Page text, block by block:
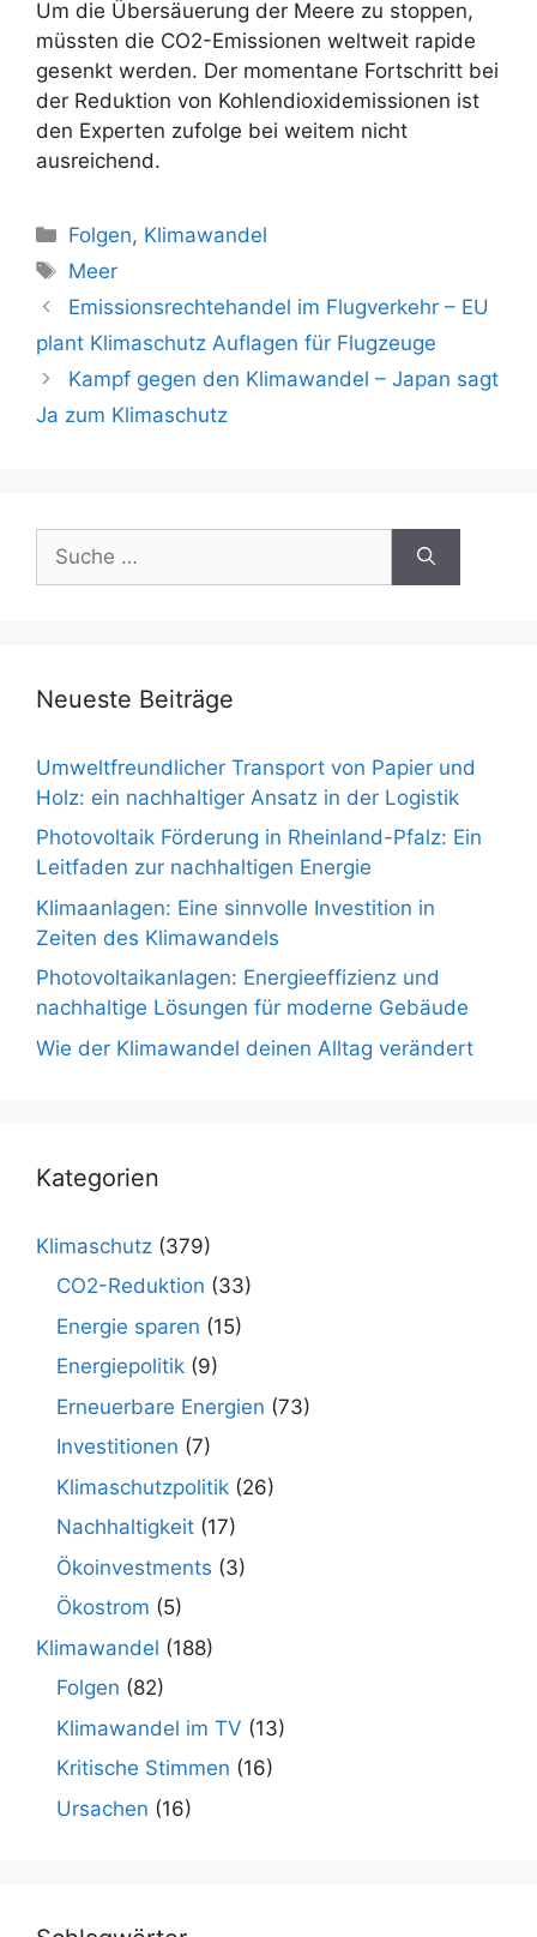
Um die Übersäuerung der Meere zu stoppen,
müssten die CO2-Emissionen weltweit rapide
gesenkt werden. Der momentane Fortschritt bei
der Reduktion von Kohlendioxidemissionen ist
den Experten zufolge bei weitem nicht
ausreichend.
Kategorien
Folgen, Klimawandel
Schlagwörter
Meer
Beitrags-
Navigation
Emissionsrechtehandel im Flugverkehr – EU
plant Klimaschutz Auflagen für Flugzeuge
Kampf gegen den Klimawandel – Japan sagt
Ja zum Klimaschutz
nach:
Neueste Beiträge
Umweltfreundlicher Transport von Papier und
Holz: ein nachhaltiger Ansatz in der Logistik
Photovoltaik Förderung in Rheinland-Pfalz: Ein
Leitfaden zur nachhaltigen Energie
Klimaanlagen: Eine sinnvolle Investition in
Zeiten des Klimawandels
Photovoltaikanlagen: Energieeffizienz und
nachhaltige Lösungen für moderne Gebäude
Wie der Klimawandel deinen Alltag verändert
Kategorien
Klimaschutz (379)
CO2-Reduktion (33)
Energie sparen (15)
Energiepolitik (9)
Erneuerbare Energien (73)
Investitionen (7)
Klimaschutzpolitik (26)
Nachhaltigkeit (17)
Ökoinvestments (3)
Ökostrom (5)
Klimawandel (188)
Folgen (82)
Klimawandel im TV (13)
Kritische Stimmen (16)
Ursachen (16)